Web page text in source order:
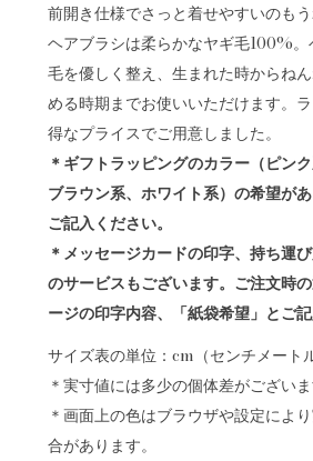
前開き仕様でさっと着せやすいのもう
ヘアブラシは柔らかなヤギ毛100%
毛を優しく整え、生まれた時からね
める時期までお使いいただけます。
得なプライスでご用意しました。
＊ギフトラッピングのカラー（ピン
ブラウン系、ホワイト系）の希望が
ご記入ください。
＊メッセージカードの印字、持ち運
のサービスもございます。ご注文時
ージの印字内容、「紙袋希望」とご記
サイズ表の単位：cm（センチメート
＊実寸値には多少の個体差がござい
＊画面上の色はブラウザや設定によ
合があります。